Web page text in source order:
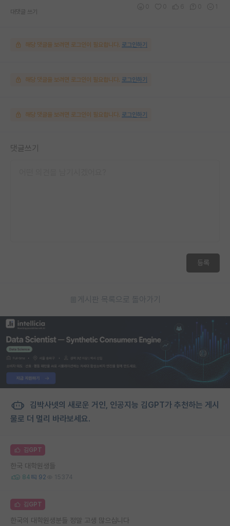
대댓글 쓰기
해당 댓글을 보려면 로그인이 필요합니다. 로그인하기
해당 댓글을 보려면 로그인이 필요합니다. 로그인하기
해당 댓글을 보려면 로그인이 필요합니다. 로그인하기
댓글쓰기
등록
게시판 목록으로 돌아가기
김박사넷의 새로운 거인, 인공지능 김GPT가 추천하는 게시
물로 더 멀리 바라보세요.
김GPT
한국 대학원생들
84 92 15374
김GPT
한국의 대학원생분들 정말 고생 많으십니다